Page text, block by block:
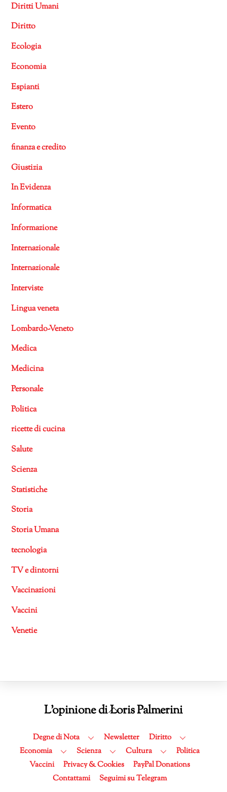
Diritti Umani
Diritto
Ecologia
Economia
Espianti
Estero
Evento
finanza e credito
Giustizia
In Evidenza
Informatica
Informazione
Internazionale
Internazionale
Interviste
Lingua veneta
Lombardo-Veneto
Medica
Medicina
Personale
Politica
ricette di cucina
Salute
Scienza
Statistiche
Storia
Storia Umana
tecnologia
TV e dintorni
Vaccinazioni
Vaccini
Venetie
Back
Top
L'opinione di Loris Palmerini
Degne di Nota Newsletter
Diritto
Economia
Scienza Cultura
Politica
Vaccini
Privacy & Cookies
PayPal Donations
Contattami
Seguimi su Telegram